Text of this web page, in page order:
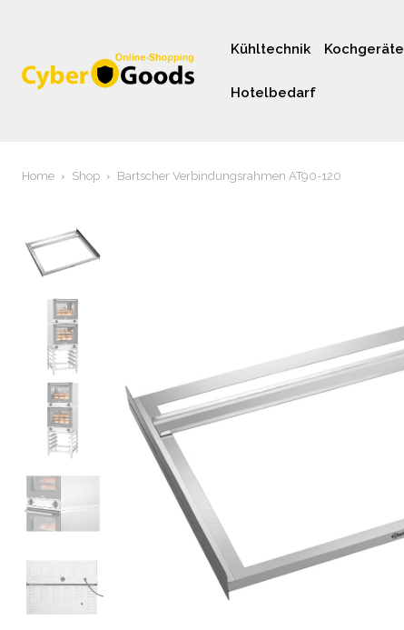
Kühltechnik Kochgeräte
Hotelbedarf
Home Shop Bartscher Verbindungsrahmen AT90-120